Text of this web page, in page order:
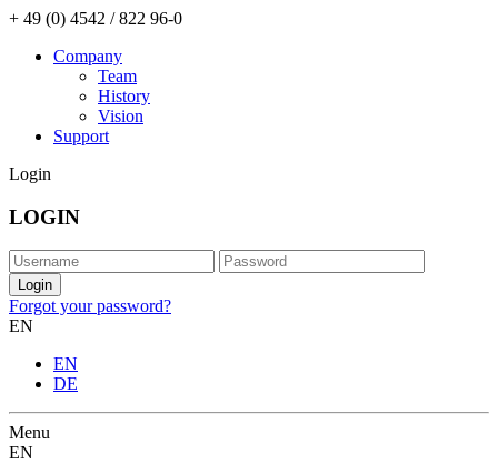
+ 49 (0) 4542 / 822 96-0
Company
Team
History
Vision
Support
Login
LOGIN
Forgot your password?
EN
EN
DE
Menu
EN